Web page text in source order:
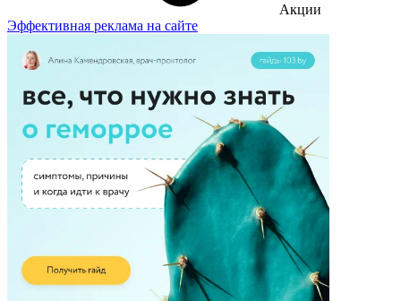
Акции
Эффективная реклама на сайте